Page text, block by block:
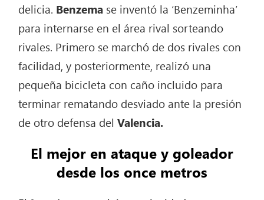
delicia. Benzema se inventó la ‘Benzeminha’
para internarse en el área rival sorteando
rivales. Primero se marchó de dos rivales con
facilidad, y posteriormente, realizó una
pequeña bicicleta con caño incluido para
terminar rematando desviado ante la presión
de otro defensa delValencia.
El mejor en ataque y goleador
desde los once metros